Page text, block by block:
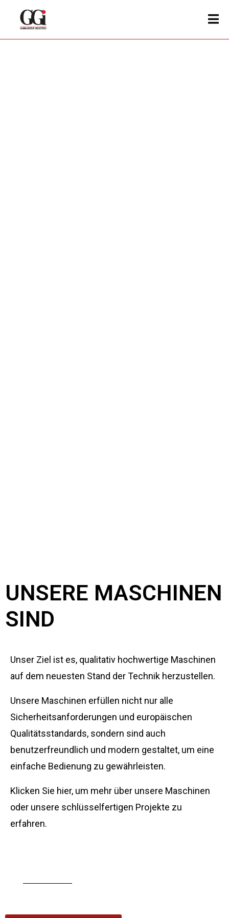
UNSERE MASCHINEN
SIND
Unser Ziel ist es, qualitativ hochwertige Maschinen
auf dem neuesten Stand der Technik herzustellen.
Unsere Maschinen erfüllen nicht nur alle
Sicherheitsanforderungen und europäischen
Qualitätsstandards, sondern sind auch
benutzerfreundlich und modern gestaltet, um eine
einfache Bedienung zu gewährleisten.
Klicken Sie hier, um mehr über unsere Maschinen
oder unsere schlüsselfertigen Projekte zu
erfahren.